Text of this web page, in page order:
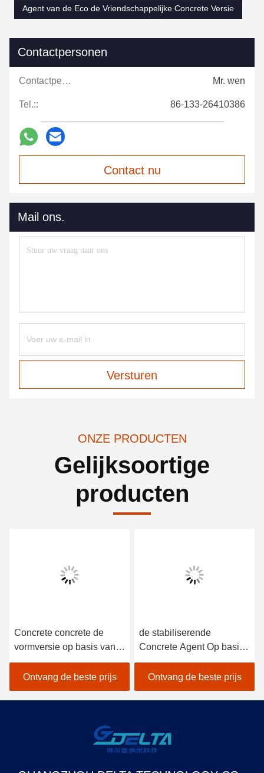
Agent van de Eco de Vriendschappelijke Concrete Versie
Contactpersonen
Contactpersonen: Mr. wen
Tel.:: 86-133-26410386
Contact nu
Mail ons.
Versturen
ONZE PRODUCTEN
Gelijksoortige
producten
Concrete concrete de
vormversie op basis van
water van Construction
van de Versieagent
Ontvang de beste prijs
de stabiliserende
Concrete Agent Op basis
van water van de
Vormversie
Ontvang de beste prijs